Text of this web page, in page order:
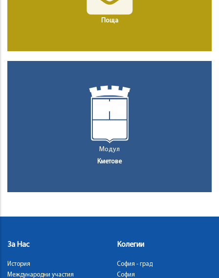
Поща
Модул
Кметове
За Нас
История
Международни участия
Колегии
София - град
София